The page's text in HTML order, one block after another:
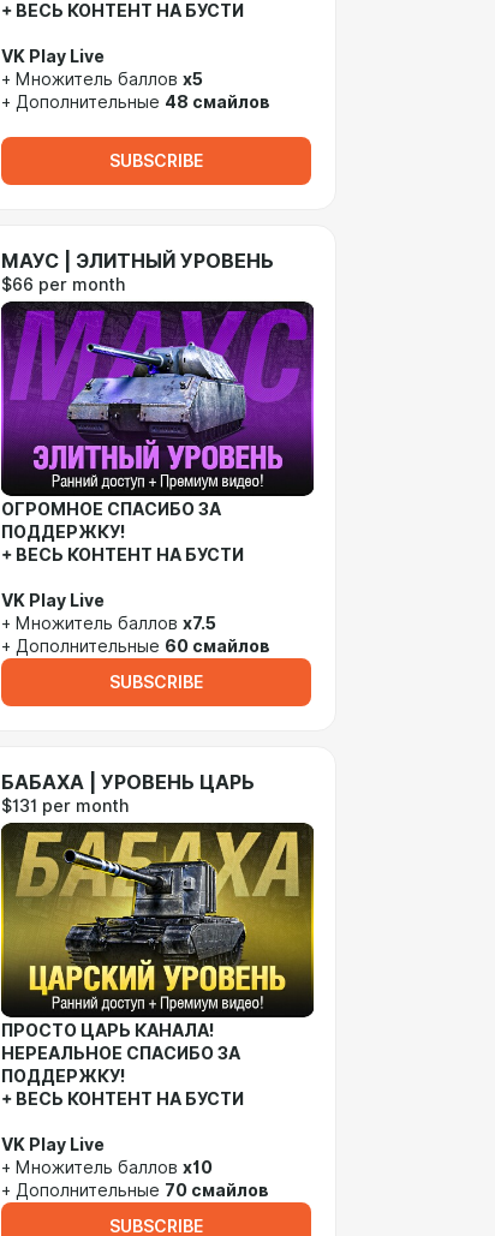
+ ВЕСЬ КОНТЕНТ НА БУСТИ
VK Play Live
+ Множитель баллов x5
+ Дополнительные 48 смайлов
SUBSCRIBE
МАУС | ЭЛИТНЫЙ УРОВЕНЬ
$66 per month
ОГРОМНОЕ СПАСИБО ЗА
ПОДДЕРЖКУ!
+ ВЕСЬ КОНТЕНТ НА БУСТИ
VK Play Live
+ Множитель баллов x7.5
+ Дополнительные 60 смайлов
SUBSCRIBE
БАБАХА | УРОВЕНЬ ЦАРЬ
$131 per month
ПРОСТО ЦАРЬ КАНАЛА!
НЕРЕАЛЬНОЕ СПАСИБО ЗА
ПОДДЕРЖКУ!
+ ВЕСЬ КОНТЕНТ НА БУСТИ
VK Play Live
+ Множитель баллов x10
+ Дополнительные 70 смайлов
SUBSCRIBE